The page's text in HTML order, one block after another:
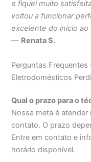
e fiquei muito
voltou a funcionar
excelente do início ao
— Renata S.
Perguntas Frequentes
Eletrodomésticos
Qual o prazo para o
Nossa meta é
contato. O prazo
Entre em contato e
horário disponível.